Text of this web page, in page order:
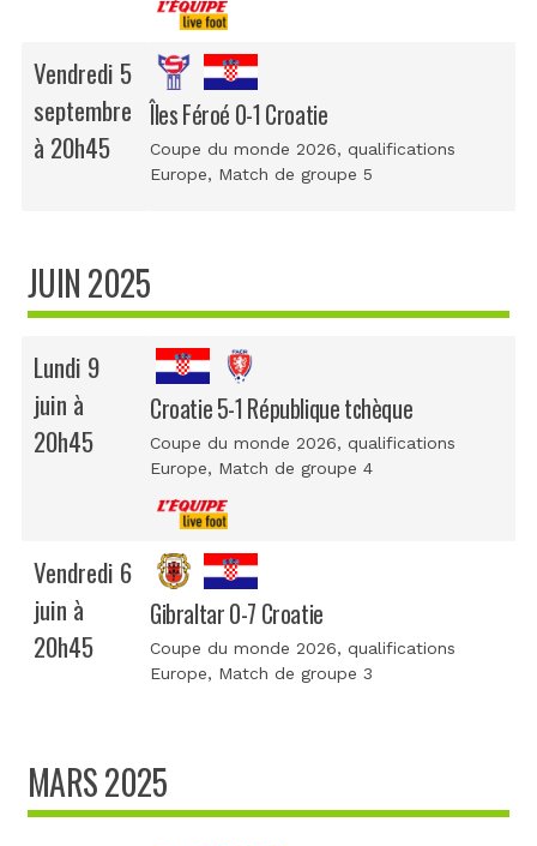
Vendredi 5
septembre
à 20h45
Îles Féroé 0-1 Croatie
Coupe du monde 2026, qualifications
Europe, Match de groupe 5
JUIN 2025
Lundi 9
juin à
20h45
Croatie 5-1 République tchèque
Coupe du monde 2026, qualifications
Europe, Match de groupe 4
Vendredi 6
juin à
20h45
Gibraltar 0-7 Croatie
Coupe du monde 2026, qualifications
Europe, Match de groupe 3
MARS 2025